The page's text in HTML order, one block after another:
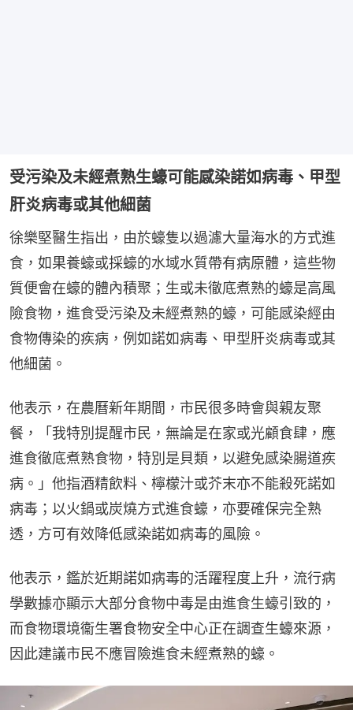
受污染及未經煮熟生蠔可能感染諾如病毒、甲型
肝炎病毒或其他細菌
徐樂堅醫生指出，由於蠔隻以過濾大量海水的方式進
食，如果養蠔或採蠔的水域水質帶有病原體，這些物
質便會在蠔的體內積聚；生或未徹底煮熟的蠔是高風
險食物，進食受污染及未經煮熟的蠔，可能感染經由
食物傳染的疾病，例如諾如病毒、甲型肝炎病毒或其
他細菌。
他表示，在農曆新年期間，市民很多時會與親友聚
餐，「我特別提醒市民，無論是在家或光顧食肆，應
進食徹底煮熟食物，特別是貝類，以避免感染腸道疾
病。」他指酒精飲料、檸檬汁或芥末亦不能殺死諾如
病毒；以火鍋或炭燒方式進食蠔，亦要確保完全熟
透，方可有效降低感染諾如病毒的風險。
他表示，鑑於近期諾如病毒的活躍程度上升，流行病
學數據亦顯示大部分食物中毒是由進食生蠔引致的，
而食物環境衞生署食物安全中心正在調查生蠔來源，
因此建議市民不應冒險進食未經煮熟的蠔。